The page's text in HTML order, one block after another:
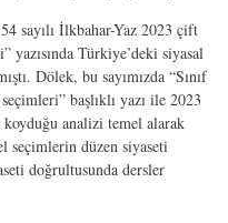
sayılı İlkbahar-Yaz 2023 çift
yazısında Türkiye’deki siyasal
Dölek, bu sayımızda “Sınıf
başlıklı yazı ile 2023
analizi temel alarak
seçimlerin düzen siyaseti
doğrultusunda dersler